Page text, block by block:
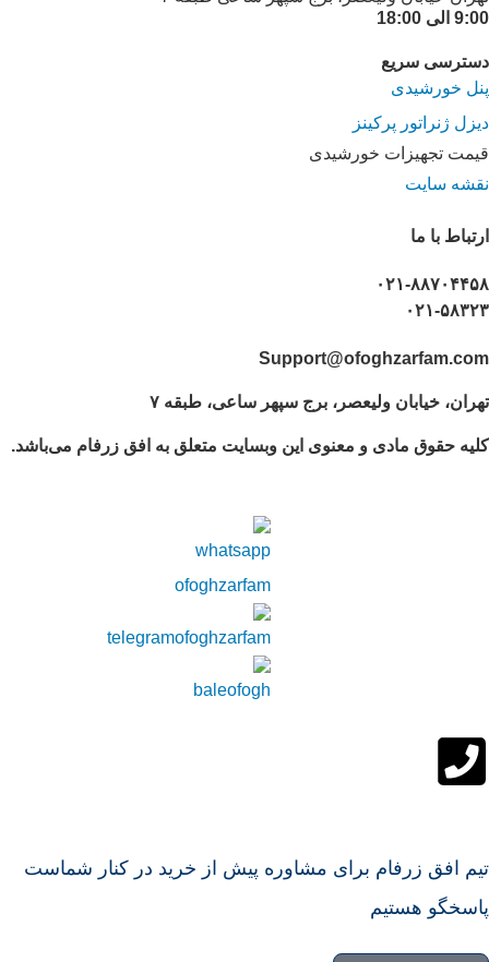
9:00 الی 18:00
دسترسی سریع
پنل خورشیدی
دیزل ژنراتور پرکینز
قیمت تجهیزات خورشیدی
نقشه سایت
ارتباط با ما
۰۲۱-۸۸۷۰۴۴۵۸
۰۲۱-۵۸۳۲۳
Support@ofoghzarfam.com
تهران، خیابان ولیعصر، برج سپهر ساعی، طبقه ۷
کلیه حقوق مادی و معنوی این وبسایت متعلق به افق زرفام می‌باشد.
تیم افق زرفام برای مشاوره پیش از خرید در کنار شماست
پاسخگو هستیم